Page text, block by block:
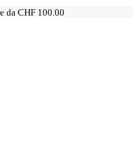
da CHF 100.00